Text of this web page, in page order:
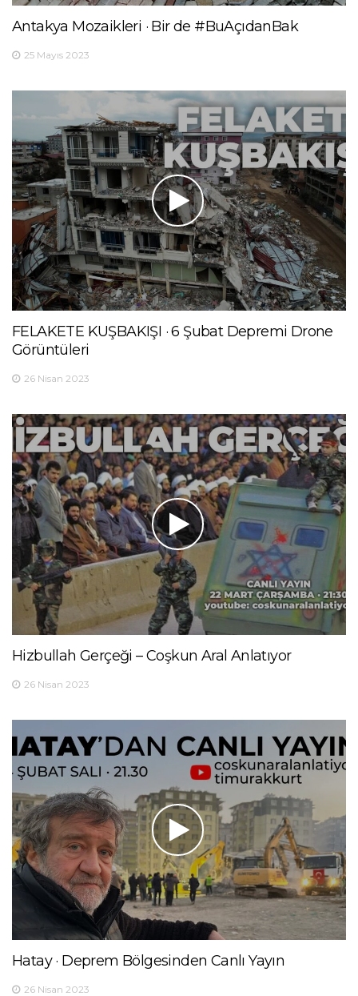
Antakya Mozaikleri · Bir de #BuAçıdanBak
25 Mayıs 2023
FELAKETE KUŞBAKIŞI · 6 Şubat Depremi Drone
Görüntüleri
26 Nisan 2023
Hizbullah Gerçeği – Coşkun Aral Anlatıyor
26 Nisan 2023
Hatay · Deprem Bölgesinden Canlı Yayın
26 Nisan 2023